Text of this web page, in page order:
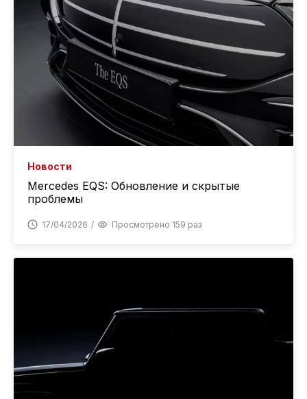
Новости
Mercedes EQS: Обновление и скрытые
проблемы
17/04/2026 Просмотрено 159 раз